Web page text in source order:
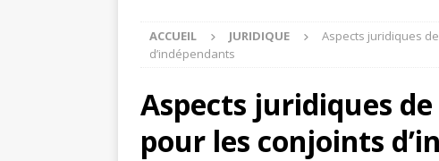
ACCUEIL JURIDIQUE
Aspects juridiques
d’indépendants
Aspects juridiques
pour les conjoints